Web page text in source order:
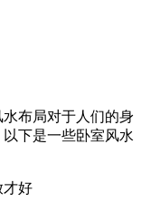
布局对于人们的身
下是一些卧室风水